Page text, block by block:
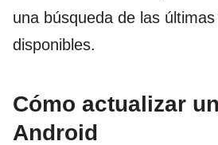
una búsqueda de las
disponibles.
Cómo actualizar
Android